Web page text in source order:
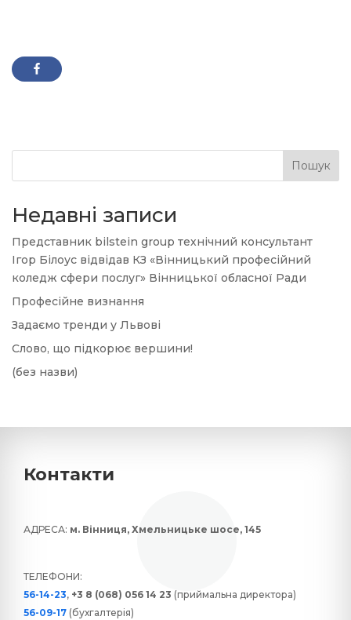
Пошук
Недавні записи
Представник bilstein group технічний консультант
Ігор Білоус відвідав КЗ «Вінницький професійний
коледж сфери послуг» Вінницької обласної Ради
Професійне визнання
Задаємо тренди у Львові
Слово, що підкорює вершини!
(без назви)
Контакти
АДРЕСА: м. Вінниця, Хмельницьке шосе, 145
ТЕЛЕФОНИ:
56-14-23, +3 8 (068) 056 14 23 (приймальна директора)
56-09-17 (бухгалтерія)